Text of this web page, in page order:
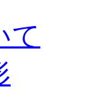
て